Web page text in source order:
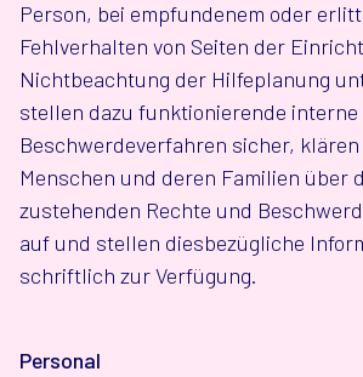
Person, bei empfundenem oder
Fehlverhalten von Seiten der
Nichtbeachtung der Hilfeplanung
stellen dazu funktionierende interne
Beschwerdeverfahren sicher,
Menschen und deren Familien über
zustehenden Rechte und
auf und stellen diesbezügliche
schriftlich zur Verfügung.
Personal